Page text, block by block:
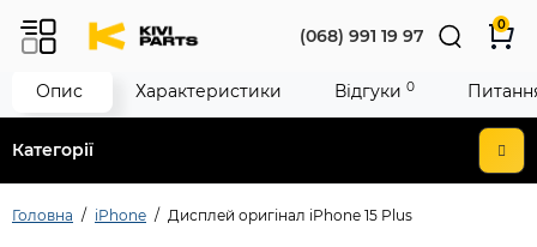
Категорії
(068) 991 19 97
0
Головна iPhone Дисплей оригінал iPhone 15 Plus
Опис Характеристики Відгуки 0